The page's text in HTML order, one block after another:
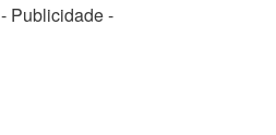
- Publicidade -